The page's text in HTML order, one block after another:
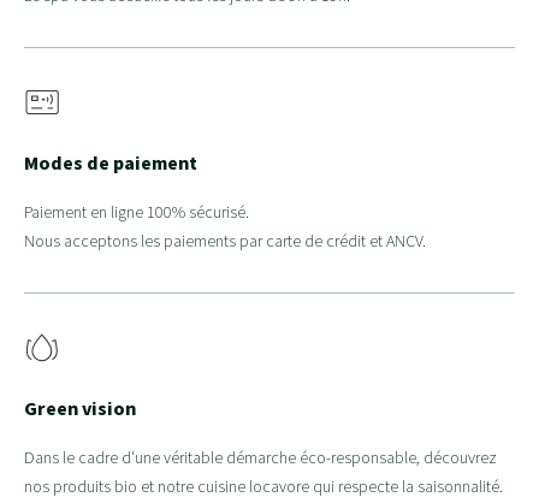
Modes de paiement
Paiement en ligne 100% sécurisé.
Nous acceptons les paiements par carte de crédit et ANCV.
Green vision
Dans le cadre d'une véritable démarche éco-responsable, découvrez
nos produits bio et notre cuisine locavore qui respecte la saisonnalité.